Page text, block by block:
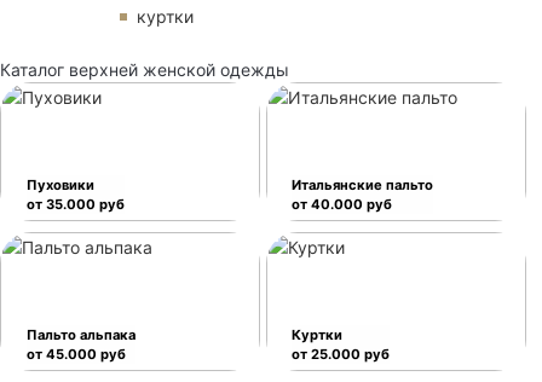
куртки
Каталог верхней женской одежды
Пуховики
от 35.000 руб
Итальянские пальто
от 40.000 руб
Пальто альпака
от 45.000 руб
Куртки
от 25.000 руб